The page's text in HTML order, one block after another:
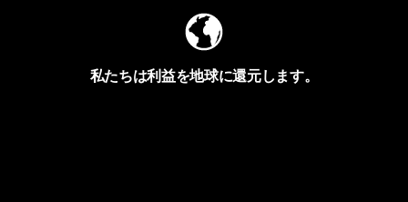
私たちは利益を地球に還元します。